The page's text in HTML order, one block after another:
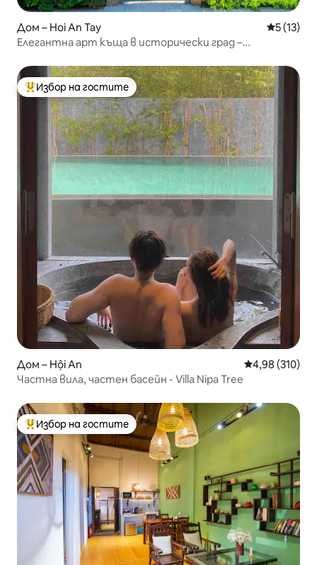
Дом – Hoi An Tay Средна
5 (13)
Елегантна арт къща в исторически град –
Най-популярен избор на гостите
Избор на гостите
Дом – Hội An Средна
4,98 (310)
Частна вила, частен басейн - Villa Nipa Tree
Най-популярен избор на гостите
Избор на гостите